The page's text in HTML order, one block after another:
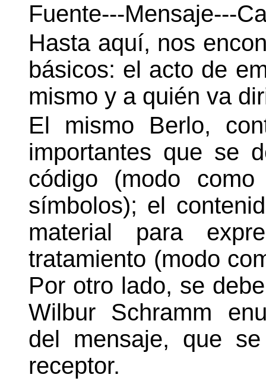
Fuente---Mensaje---
Hasta aquí, nos
básicos: el acto de
mismo y a quién va
El mismo Berlo,
importantes que se
código (modo
símbolos); el
material para
tratamiento (modo
Por otro lado, se
Wilbur Schramm
del mensaje, que
receptor.